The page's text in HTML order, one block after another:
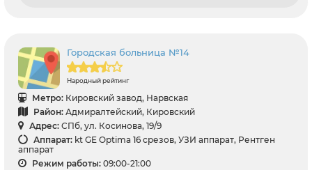
Городская больница №14
Народный рейтинг
Метро: Кировский завод, Нарвская
Район: Адмиралтейский, Кировский
Адрес: СПб, ул. Косинова, 19/9
Аппарат: kt GE Optima 16 срезов, УЗИ аппарат, Рентген
аппарат
Режим работы: 09:00-21:00